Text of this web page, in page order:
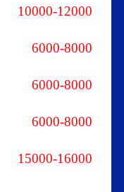
10000-12000
6000-8000
6000-8000
6000-8000
15000-16000